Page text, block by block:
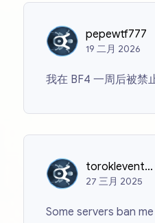
pepewtf777
19二月 2026
我在 BF4 一周后被禁
toroklevente04
27三月 2025
Some servers ban